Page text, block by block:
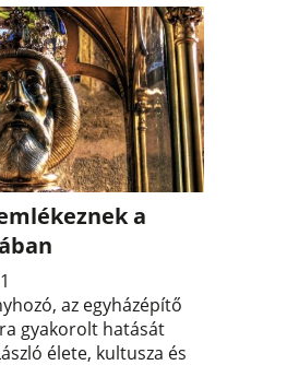
a
az egyházépítő
gyakorolt hatását
élete, kultusza és